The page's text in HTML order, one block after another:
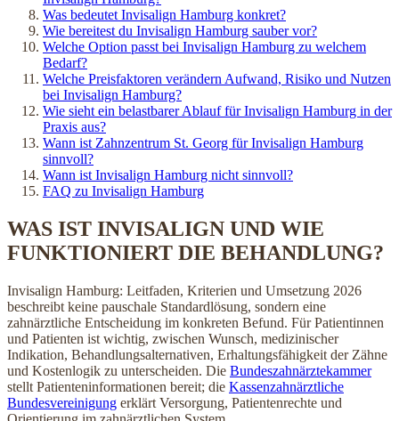
Was bedeutet Invisalign Hamburg konkret?
Wie bereitest du Invisalign Hamburg sauber vor?
Welche Option passt bei Invisalign Hamburg zu welchem
Bedarf?
Welche Preisfaktoren verändern Aufwand, Risiko und Nutzen
bei Invisalign Hamburg?
Wie sieht ein belastbarer Ablauf für Invisalign Hamburg in der
Praxis aus?
Wann ist Zahnzentrum St. Georg für Invisalign Hamburg
sinnvoll?
Wann ist Invisalign Hamburg nicht sinnvoll?
FAQ zu Invisalign Hamburg
WAS IST INVISALIGN UND WIE
FUNKTIONIERT DIE BEHANDLUNG?
Invisalign Hamburg: Leitfaden, Kriterien und Umsetzung 2026
beschreibt keine pauschale Standardlösung, sondern eine
zahnärztliche Entscheidung im konkreten Befund. Für Patientinnen
und Patienten ist wichtig, zwischen Wunsch, medizinischer
Indikation, Behandlungsalternativen, Erhaltungsfähigkeit der Zähne
und Kostenlogik zu unterscheiden. Die Bundeszahnärztekammer
stellt Patienteninformationen bereit; die Kassenzahnärztliche
Bundesvereinigung erklärt Versorgung, Patientenrechte und